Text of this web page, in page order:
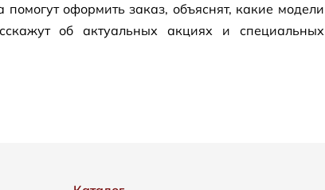
помогут оформить заказ, объяснят, какие модели
об актуальных акциях и специальных